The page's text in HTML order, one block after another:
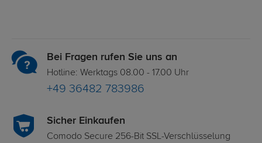
Bei Fragen rufen Sie uns an
Hotline: Werktags 08.00 - 17.00 Uhr
+49 36482 783986
Sicher Einkaufen
Comodo Secure 256-Bit SSL-Verschlüsselung